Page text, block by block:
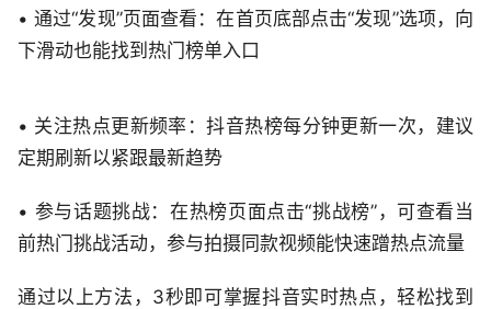
• 通过“发现”页面查看：在首页底部点击“发现”选项，向
下滑动也能找到热门榜单入口
• 关注热点更新频率：抖音热榜每分钟更新一次，建议
定期刷新以紧跟最新趋势
• 参与话题挑战：在热榜页面点击“挑战榜”，可查看当
前热门挑战活动，参与拍摄同款视频能快速蹭热点流量
通过以上方法，3秒即可掌握抖音实时热点，轻松找到